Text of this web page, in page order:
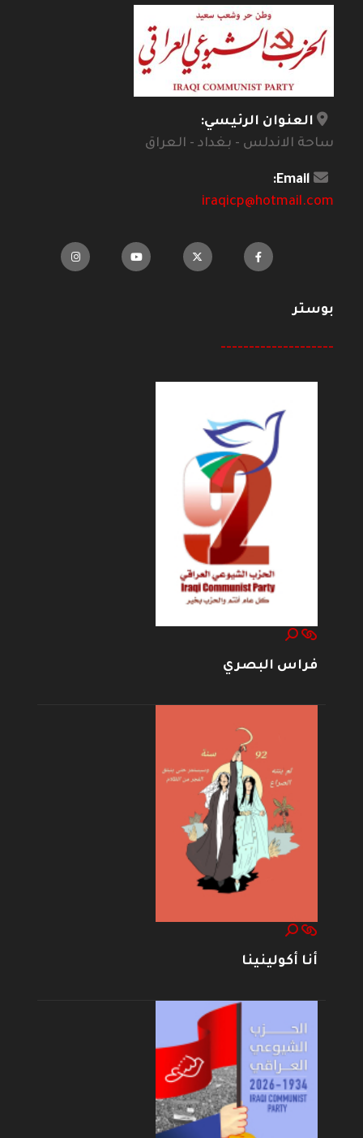
العنوان الرئيسي:
ساحة الاندلس - بغداد - العراق
Email:
iraqicp@hotmail.com
بوستر
--------------------
فراس البصري
أنا أكولينينا